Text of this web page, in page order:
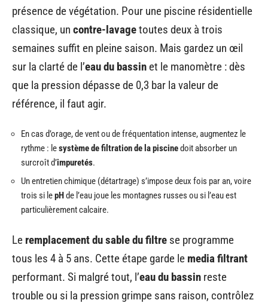
présence de végétation. Pour une piscine résidentielle
classique, un contre-lavagetoutes deux à trois
semaines suffit en pleine saison. Mais gardez un œil
sur la clarté de l’eau du bassin et le manomètre : dès
que la pression dépasse de 0,3 bar la valeur de
référence, il faut agir.
En cas d’orage, de vent ou de fréquentation intense, augmentez le
rythme : lesystème de filtration de la piscinedoit absorber un
surcroît d’impuretés.
Un entretien chimique (détartrage) s’impose deux fois par an, voire
trois si lepHde l’eau joue les montagnes russes ou si l’eau est
particulièrement calcaire.
Le remplacement du sable du filtre se programme
tous les 4 à 5 ans. Cette étape garde le media filtrant
performant. Si malgré tout, l’eau du bassin reste
trouble ou si la pression grimpe sans raison, contrôlez